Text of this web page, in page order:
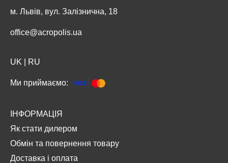
м. Львів, вул. Залізнична, 18
office@acropolis.ua
UK RU
Ми приймаємо:
ІНФОРМАЦІЯ
Як стати дилером
Обмін та повернення товару
Доставка і оплата